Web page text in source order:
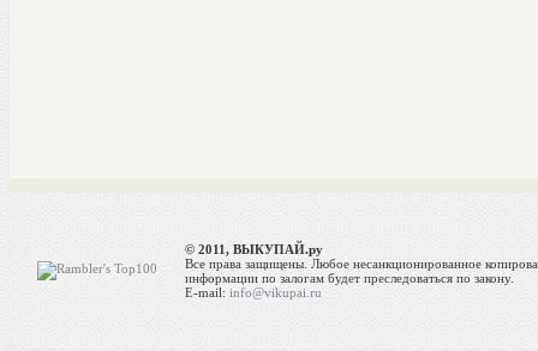
© 2011, ВЫКУПАЙ.ру
Все права защищены. Любое несанкционированное
информации по залогам будет преследоваться по закону.
E-mail:info@vikupai.ru